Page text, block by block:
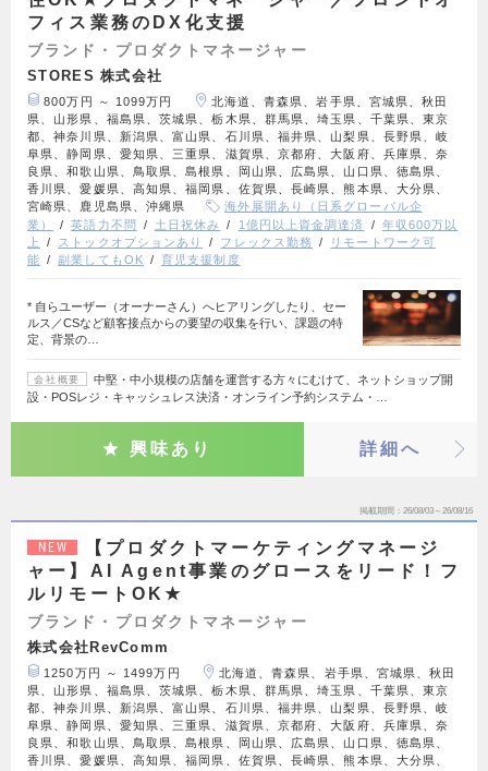
フィス業務のDX化支援
ブランド・プロダクトマネージャー
STORES 株式会社
800万円 ～ 1099万円
北海道、青森県、岩手県、宮城県、秋田
県、山形県、福島県、茨城県、栃木県、群馬県、埼玉県、千葉県、東京
都、神奈川県、新潟県、富山県、石川県、福井県、山梨県、長野県、岐
阜県、静岡県、愛知県、三重県、滋賀県、京都府、大阪府、兵庫県、奈
良県、和歌山県、鳥取県、島根県、岡山県、広島県、山口県、徳島県、
香川県、愛媛県、高知県、福岡県、佐賀県、長崎県、熊本県、大分県、
宮崎県、鹿児島県、沖縄県
海外展開あり（日系グローバル企
業）
英語力不問 土日祝休み 1億円以上資金調達済
年収600万以
上
ストックオプションあり フレックス勤務
リモートワーク可
能
副業してもOK 育児支援制度
* 自らユーザー（オーナーさん）へヒアリングしたり、セー
ルス／CSなど顧客接点からの要望の収集を行い、課題の特
定、背景の…
会社概要
中堅・中小規模の店舗を運営する方々にむけて、ネットショップ開
設・POSレジ・キャッシュレス決済・オンライン予約システム・…
興味あり 詳細へ
掲載期間 26/08/03～26/08/16
NEW
【プロダクトマーケティングマネージ
ャー】AI Agent事業のグロースをリード！フ
ルリモートOK★
ブランド・プロダクトマネージャー
株式会社RevComm
1250万円 ～ 1499万円
北海道、青森県、岩手県、宮城県、秋田
県、山形県、福島県、茨城県、栃木県、群馬県、埼玉県、千葉県、東京
都、神奈川県、新潟県、富山県、石川県、福井県、山梨県、長野県、岐
阜県、静岡県、愛知県、三重県、滋賀県、京都府、大阪府、兵庫県、奈
良県、和歌山県、鳥取県、島根県、岡山県、広島県、山口県、徳島県、
香川県、愛媛県、高知県、福岡県、佐賀県、長崎県、熊本県、大分県、